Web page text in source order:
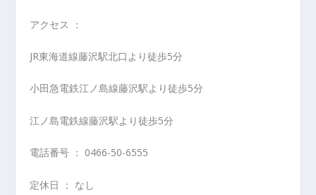
アクセス ：
JR東海道線藤沢駅北口より徒歩5分
小田急電鉄江ノ島線藤沢駅より徒歩5分
江ノ島電鉄線藤沢駅より徒歩5分
電話番号 ： 0466-50-6555
定休日 ： なし